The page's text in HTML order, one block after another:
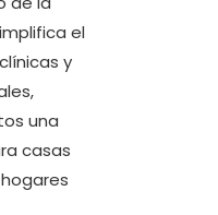
el
y
una
casas